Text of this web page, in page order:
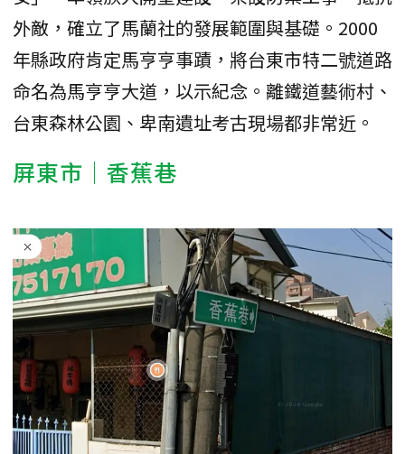
外敵，確立了馬蘭社的發展範圍與基礎。2000
年縣政府肯定馬亨亨事蹟，將台東市特二號道路
命名為馬亨亨大道，以示紀念。離鐵道藝術村、
台東森林公園、卑南遺址考古現場都非常近。
屏東市｜香蕉巷